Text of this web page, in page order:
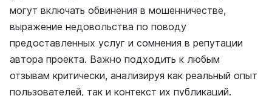
могут включать обвинения в мошенничестве,
выражение недовольства по поводу
предоставленных услуг и сомнения в репутации
автора проекта. Важно подходить к любым
отзывам критически, анализируя как реальный опыт
пользователей, так и контекст их публикаций.